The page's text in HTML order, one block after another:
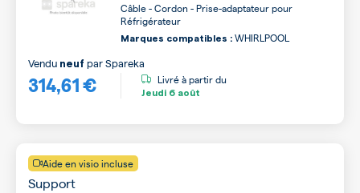
Câble - Cordon - Prise-adaptateur pour
Réfrigérateur
Marques compatibles : WHIRLPOOL
314,61 €
Vendu neuf parSpareka
Livré à partir du
Jeudi 6 août
Aide en visio incluse
Support